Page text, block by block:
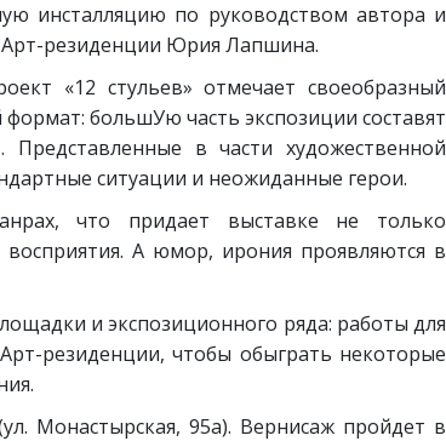
инсталляцию по руководством автора и
Арт-резиденции Юрия Лапшина.
«12 стульев» отмечает своеобразный
большУю часть экспозиции составят
в части художественной
ситуации и неожиданные герои.
что придает выставке не только
А юмор, ирония проявляются в
и экспозиционного ряда: работы для
резиденции, чтобы обыграть некоторые
Монастырская, 95а). Вернисаж пройдет в